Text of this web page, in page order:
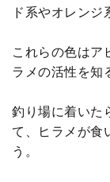
ド系やオレンジ
これらの色はア
ラメの活性を知
釣り場に着いた
て、ヒラメが食
う。